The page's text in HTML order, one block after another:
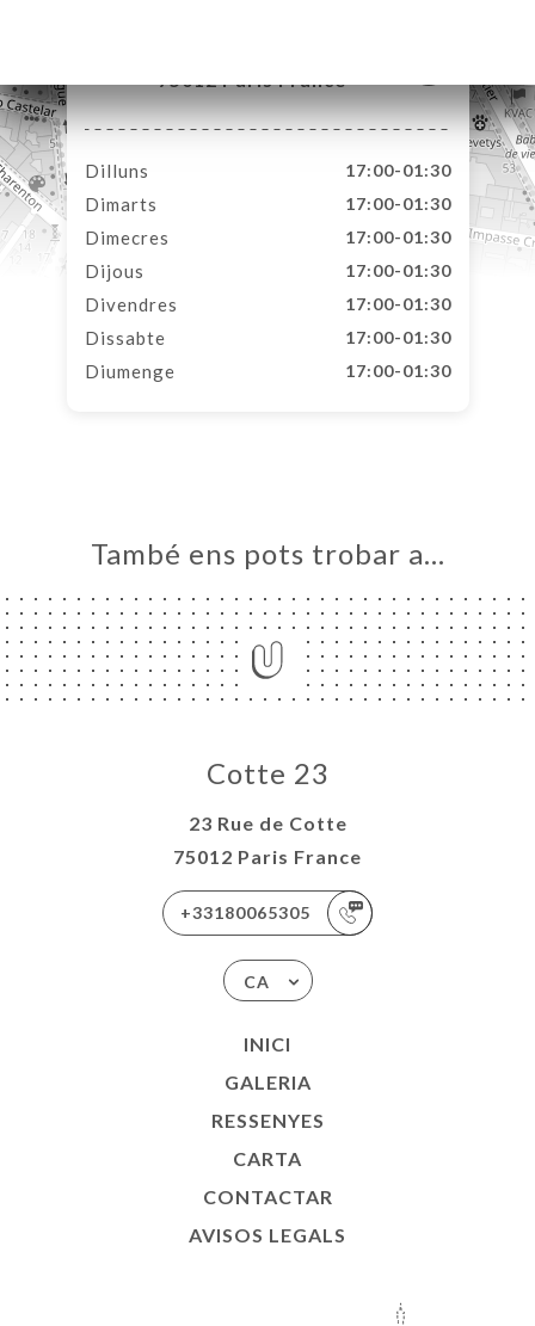
75012 Paris France
Dilluns 17:00-01:30
Dimarts 17:00-01:30
Dimecres 17:00-01:30
Dijous 17:00-01:30
Divendres 17:00-01:30
Dissabte 17:00-01:30
Diumenge 17:00-01:30
També ens pots trobar a…
Cotte 23
23 Rue de Cotte
75012 Paris France
+33180065305
CA
INICI
GALERIA
RESSENYES
CARTA
CONTACTAR
AVISOS LEGALS